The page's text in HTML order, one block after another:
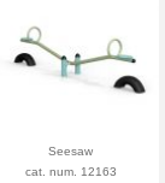
Seesaw
cat. num. 12163